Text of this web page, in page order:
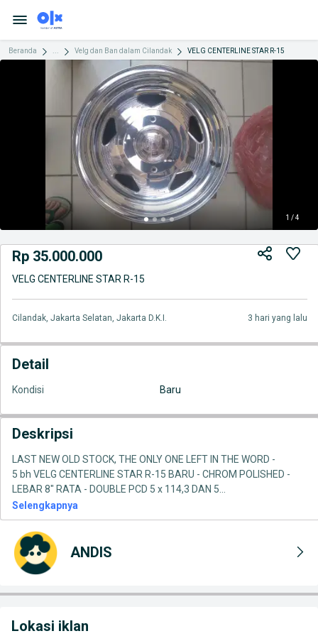
Beranda Velg dan Ban dalam Cilandak VELG CENTERLINE STAR R-15
1 / 4
Rp 35.000.000
VELG CENTERLINE STAR R-15
Cilandak, Jakarta Selatan, Jakarta D.K.I. 3 hari yang lalu
Detail
Kondisi Baru
Deskripsi
LAST NEW OLD STOCK, THE ONLY ONE LEFT IN THE WORD -
5 bh VELG CENTERLINE STAR R-15 BARU - CHROM POLISHED -
LEBAR 8" RATA - DOUBLE PCD 5 x 114,3 DAN 5
Selengkapnya
ANDIS
Lokasi iklan